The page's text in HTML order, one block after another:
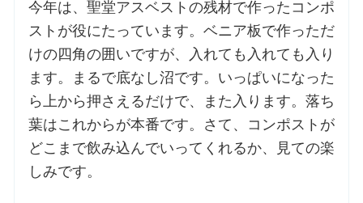
今年は、聖堂アスベストの残材で作ったコンポ
ストが役にたっています。ベニア板で作っただ
けの四角の囲いですが、入れても入れても入り
ます。まるで底なし沼です。いっぱいになった
ら上から押さえるだけで、また入ります。落ち
葉はこれからが本番です。さて、コンポストが
どこまで飲み込んでいってくれるか、見ての楽
しみです。